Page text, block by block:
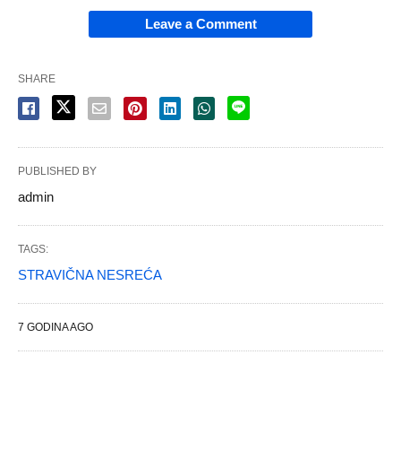
Leave a Comment
SHARE
PUBLISHED BY
admin
TAGS:
STRAVIČNA NESREĆA
7 GODINA AGO